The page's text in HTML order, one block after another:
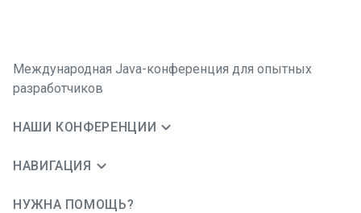
Международная Java-конференция для опытных
разработчиков
НАШИ КОНФЕРЕНЦИИ
НАВИГАЦИЯ
НУЖНА ПОМОЩЬ?